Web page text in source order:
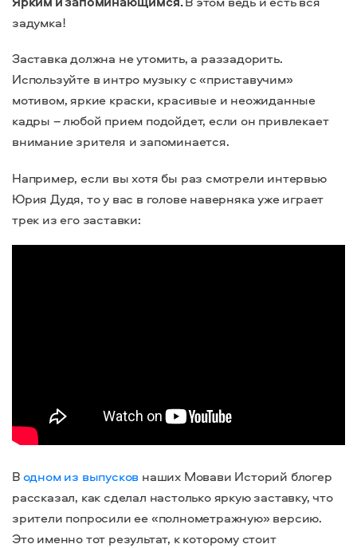
задумка!
Заставка должна не утомить, а раззадорить.
Используйте в интро музыку с «приставучим»
мотивом, яркие краски, красивые и неожиданные
кадры – любой прием подойдет, если он привлекает
внимание зрителя и запоминается.
Например, если вы хотя бы раз смотрели интервью
Юрия Дудя, то у вас в голове наверняка уже играет
трек из его заставки:
Водном из выпусков наших Мовави Историй блогер
рассказал, как сделал настолько яркую заставку, что
зрители попросили ее «полнометражную» версию.
Это именно тот результат, к которому стоит